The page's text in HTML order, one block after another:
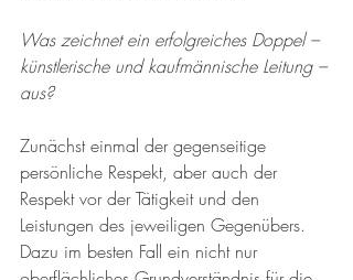
Was zeichnet ein erfolgreiches Doppel –
künstlerische und kaufmännische Leitung –
aus?
Zunächst einmal der gegenseitige
persönliche Respekt, aber auch der
Respekt vor der Tätigkeit und den
Leistungen des jeweiligen Gegenübers.
Dazu im besten Fall ein nicht nur